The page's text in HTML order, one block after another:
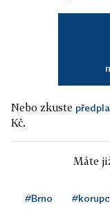
Nebo zkuste
Kč.
Máte
#Brno